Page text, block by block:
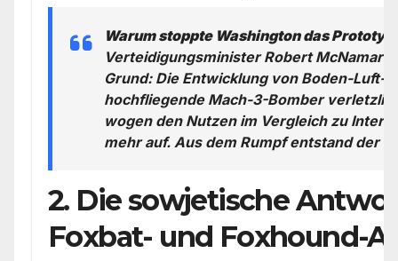
Warum stoppte Washington das
Verteidigungsminister Robert McNamara
Grund: Die Entwicklung von Boden-Luft-
hochfliegende Mach-3-Bomber
wogen den Nutzen im Vergleich zu
mehr auf. Aus dem Rumpf entstand der
2. Die sowjetische
Foxbat- und Foxhound-